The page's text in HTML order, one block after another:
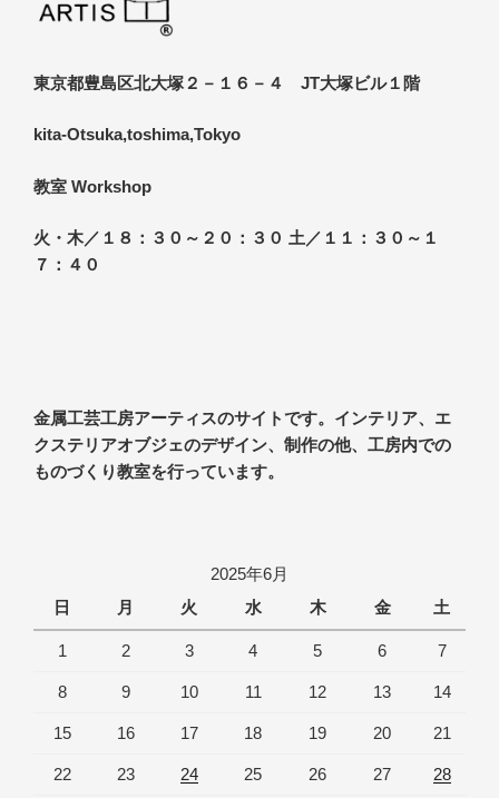
東京都豊島区北大塚２－１６－４ JT大塚ビル１階
kita-Otsuka,toshima,Tokyo
教室 Workshop
火・木／１８：３０～２０：３０ 土／１１：３０～１
７：４０
金属工芸工房アーティスのサイトです。インテリア、エ
クステリアオブジェのデザイン、制作の他、工房内での
ものづくり教室を行っています。
2025年6月
日
月 火 水 木 金 土
1 2 3 4 5 6 7
8 9 10 11 12 13 14
15 16 17 18 19 20 21
22 23 24 25 26 27 28